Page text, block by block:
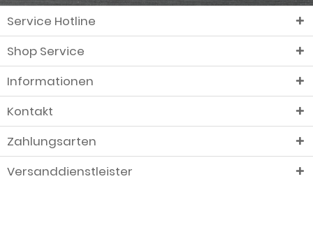
Service Hotline
Shop Service
Informationen
Kontakt
Zahlungsarten
Versanddienstleister